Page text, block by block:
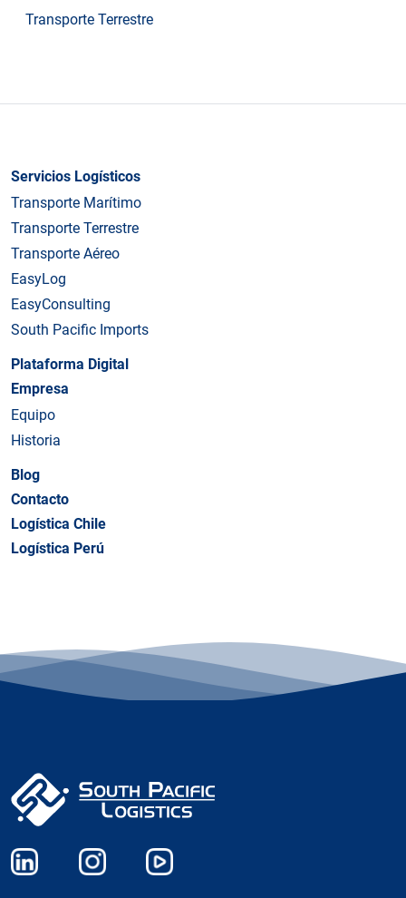
Transporte Terrestre
Servicios Logísticos
Transporte Marítimo
Transporte Terrestre
Transporte Aéreo
EasyLog
EasyConsulting
South Pacific Imports
Plataforma Digital
Empresa
Equipo
Historia
Blog
Contacto
Logística Chile
Logística Perú